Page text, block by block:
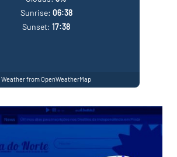
Sunrise: 06:38
Sunset: 17:38
Weather from OpenWeatherMap